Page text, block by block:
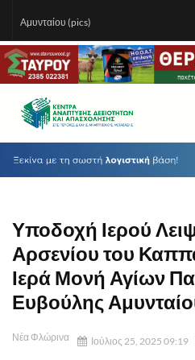
Αμυνταίου (pics)
Υποδοχή Ιερού
Αρσενίου του
Ιερά Μονή Αγίων
Ευβούλης
Νέα Φλώρινα Ιούλιος 25, 2025 09:19